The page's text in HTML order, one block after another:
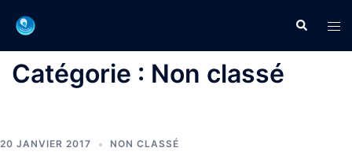
contenu
Catégorie : Non classé
20 JANVIER 2017 NON CLASSÉ